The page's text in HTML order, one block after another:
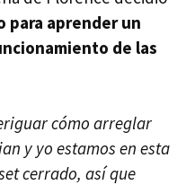
para aprender un
de las
cómo arreglar
y yo estamos en esta
cerrado, así que